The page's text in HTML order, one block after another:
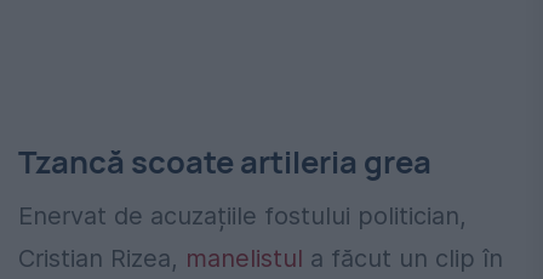
Tzancă scoate artileria grea
Enervat de acuzațiile fostului politician,
Cristian Rizea, manelistul a făcut un clip în